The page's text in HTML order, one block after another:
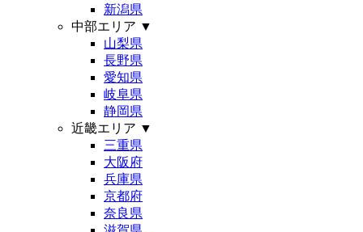
新潟県
中部エリア ▼
山梨県
長野県
愛知県
岐阜県
静岡県
近畿エリア ▼
三重県
大阪府
兵庫県
京都府
奈良県